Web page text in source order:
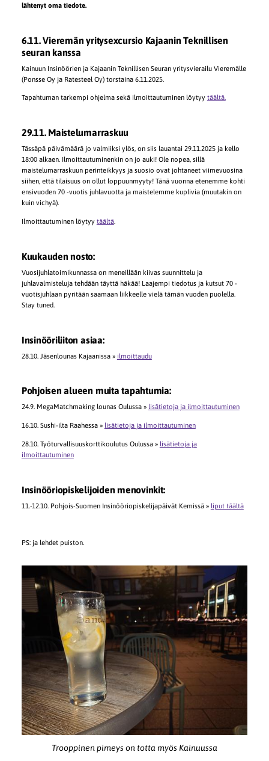
lähtenyt oma tiedote.
6.11. Vieremän yritysexcursio Kajaanin Teknillisen
seuran kanssa
Kainuun Insinöörien ja Kajaanin Teknillisen Seuran yritysvierailu Vieremälle
(Ponsse Oy ja Ratesteel Oy) torstaina 6.11.2025.
Tapahtuman tarkempi ohjelma sekä ilmoittautuminen löytyy täältä.
29.11. Maistelumarraskuu
Tässäpä päivämäärä jo valmiiksi ylös, on siis lauantai 29.11.2025 ja kello
18:00 alkaen. Ilmoittautuminenkin on jo auki! Ole nopea, sillä
maistelumarraskuun perinteikkyys ja suosio ovat johtaneet viimevuosina
siihen, että tilaisuus on ollut loppuunmyyty! Tänä vuonna etenemme kohti
ensivuoden 70 -vuotis juhlavuotta ja maistelemme kuplivia (muutakin on
kuin vichyä).
Ilmoittautuminen löytyy täältä.
Kuukauden nosto:
Vuosijuhlatoimikunnassa on meneillään kiivas suunnittelu ja
juhlavalmisteluja tehdään täyttä häkää! Laajempi tiedotus ja kutsut 70 -
vuotisjuhlaan pyritään saamaan liikkeelle vielä tämän vuoden puolella.
Stay tuned.
Insinööriliiton asiaa:
28.10. Jäsenlounas Kajaanissa » ilmoittaudu
Pohjoisen alueen muita tapahtumia:
24.9. MegaMatchmaking lounas Oulussa » lisätietoja ja ilmoittautuminen
16.10. Sushi-ilta Raahessa » lisätietoja ja ilmoittautuminen
28.10. Työturvallisuuskorttikoulutus Oulussa » lisätietoja ja
ilmoittautuminen
Insinööriopiskelijoiden menovinkit:
11.-12.10. Pohjois-Suomen Insinööriopiskelijapäivät Kemissä » liput täältä
PS: ja lehdet puiston.
Trooppinen pimeys on totta myös Kainuussa